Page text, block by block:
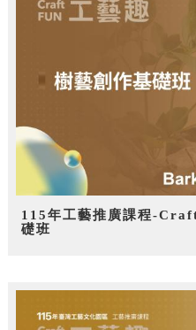
115年工藝推廣課程-
礎班